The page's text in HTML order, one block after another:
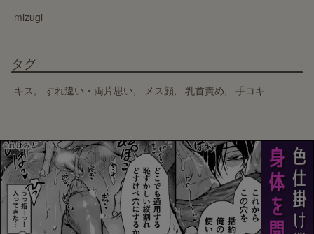
mizugi
タグ
キス すれ違い・両片思い メス顔 乳首責め 手コキ